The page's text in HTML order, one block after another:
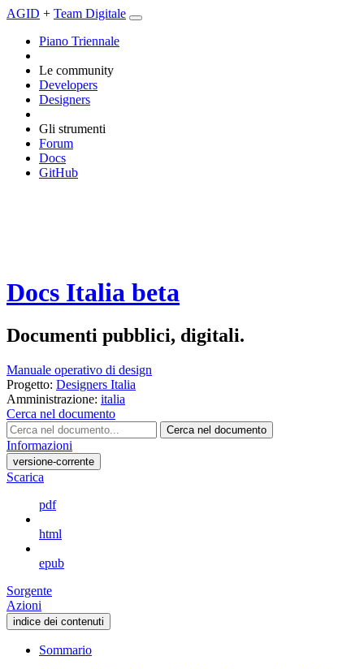
AGID + Team Digitale
Piano Triennale
Le community
Developers
Designers
Gli strumenti
Forum
Docs
GitHub
Docs Italia beta
Documenti pubblici, digitali.
Manuale operativo di design
Progetto: Designers Italia
Amministrazione: italia
Cerca nel documento
Cerca nel documento
Informazioni
versione-corrente
Scarica
pdf
html
epub
Sorgente
Azioni
indice dei contenuti
Sommario